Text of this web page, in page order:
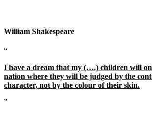
William Shakespeare
“
I have a dream that my (….) children will
nation where they will be judged by the
character, not by the colour of their skin.
”